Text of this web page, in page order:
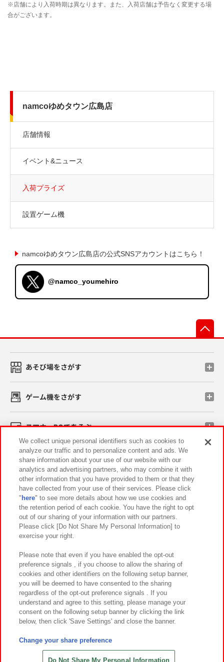
namcoゆめタウン広島店
店舗情報
イベント&ニュース
入荷プライズ
設置ゲーム機
namcoゆめタウン広島店の公式SNSアカウントはこちら！
@namco_youmehiro
あそび場をさがす
ゲーム機をさがす
スマホ・PCであそぶ
イベント・キャンペーン
関連会社 サステナビリティ サイトポリシー
プライバシーポリシー ウェブアクセシビリティ方針と検証結果
お取引先さまとともに
カスタマーハラスメント対応方針 よくあるご質問・お問い合わせ
©Bandai Namco Amusement Inc.
©Bandai Namco Amusement Lab Inc.
©HANAYASHIKI Co., Ltd. All Rights Reserved.
We collect unique personal identifiers such as cookies to
analyze our traffic and to personalize content and ads. We
share information about your use of our website with our
analytics and advertising partners, who may combine it with
other information that you have provided to them or that they
have collected from your use of their services. Please click
" here" to see more details about how we use cookies and
the retention period of each cookie. You have the right to opt
out of our sharing of your information with our partners.
Please click [Do Not Share My Personal Information] to
exercise your right.
Please note that even if you have enabled the opt-out
preference signals , if you choose to allow the sharing of
cookies and other identifiers on the following setup banner,
you will be deemed to have consented to the sharing
regardless of the opt-out preference signals . If you
understand and agree to this setting, please manage your
consent on the following setup banner by clicking the link
below, then click 'Save Settings' and close the banner.
Change your share preference
Do Not Share My Personal Information